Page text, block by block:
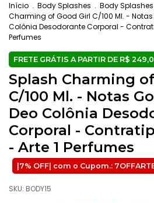
Início . Body Splashes . Body
Charming of Good Girl C/100 Ml. - Notas
Colônia Desodorante Corporal -
Perfumes
Splash Charming
C/100 Ml. - Notas
Deo Colônia
Corporal -
- Arte 1 Perfumes
SKU: BODY15